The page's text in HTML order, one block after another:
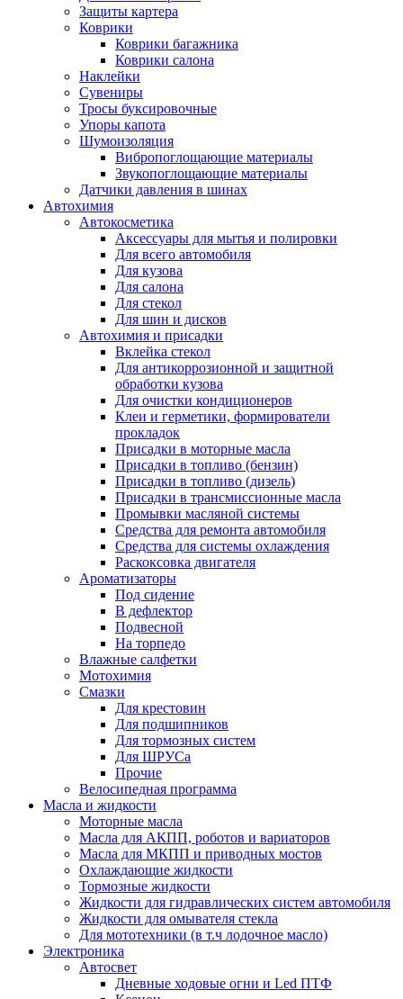
Защиты картера
Коврики
Коврики багажника
Коврики салона
Наклейки
Сувениры
Тросы буксировочные
Упоры капота
Шумоизоляция
Вибропоглощающие материалы
Звукопоглощающие материалы
Датчики давления в шинах
Автохимия
Автокосметика
Аксессуары для мытья и полировки
Для всего автомобиля
Для кузова
Для салона
Для стекол
Для шин и дисков
Автохимия и присадки
Вклейка стекол
Для антикоррозионной и защитной
обработки кузова
Для очистки кондиционеров
Клеи и герметики, формирователи
прокладок
Присадки в моторные масла
Присадки в топливо (бензин)
Присадки в топливо (дизель)
Присадки в трансмиссионные масла
Промывки масляной системы
Средства для ремонта автомобиля
Средства для системы охлаждения
Раскоксовка двигателя
Ароматизаторы
Под сидение
В дефлектор
Подвесной
На торпедо
Влажные салфетки
Мотохимия
Смазки
Для крестовин
Для подшипников
Для тормозных систем
Для ШРУСа
Прочие
Велосипедная программа
Масла и жидкости
Моторные масла
Масла для АКПП, роботов и вариаторов
Масла для МКПП и приводных мостов
Охлаждающие жидкости
Тормозные жидкости
Жидкости для гидравлических систем автомобиля
Жидкости для омывателя стекла
Для мототехники (в т.ч лодочное масло)
Электроника
Автосвет
Дневные ходовые огни и Led ПТФ